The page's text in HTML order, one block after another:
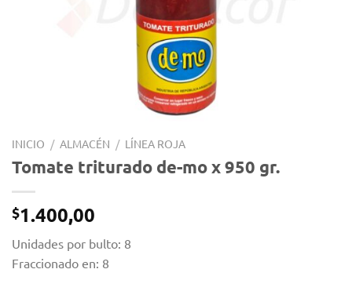
INICIO / ALMACÉN / LÍNEA ROJA
Tomate triturado de-mo x 950 gr.
$1.400,00
Unidades por bulto: 8
Fraccionado en: 8